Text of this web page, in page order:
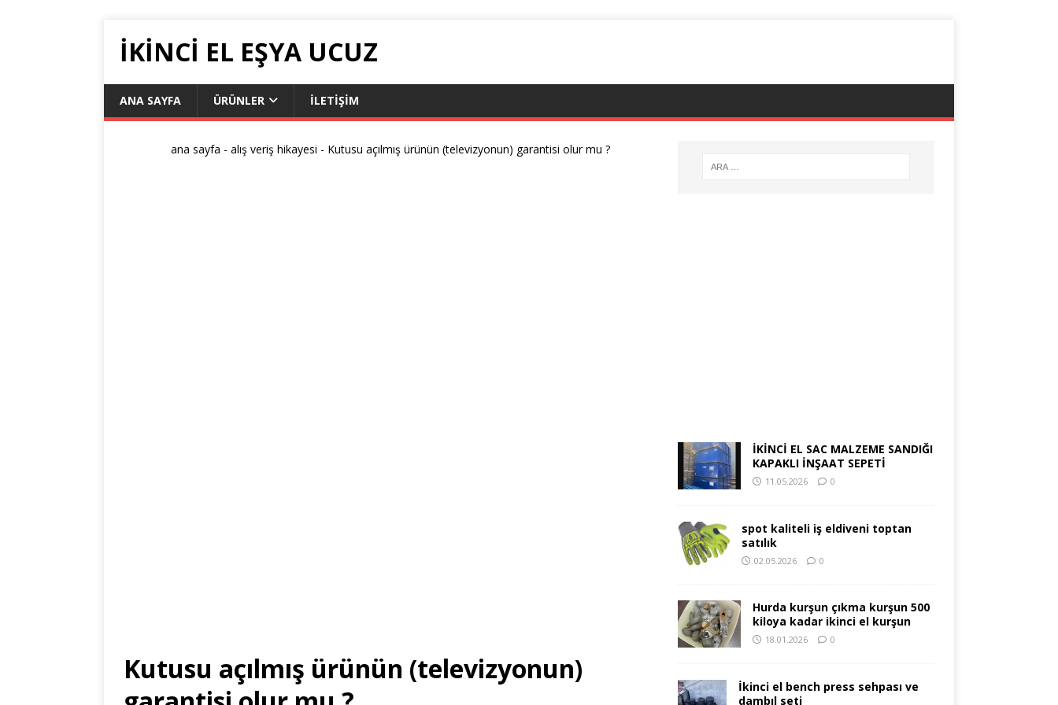
IKINCI EL EŞYA UCUZ
ANA SAYFA ÜRÜNLER ILETIŞIM
ana sayfa -alış veriş hikayesi - Kutusu açılmış ürünün (televizyonun) garantisi olur mu ?
Kutusu açılmış ürünün (televizyonun)
İKİNCİ EL SAC MALZEME SANDIĞI
KAPAKLI İNŞAAT SEPETİ
11.05.2026 0
spot kaliteli iş eldiveni toptan
satılık
02.05.2026 0
Hurda kurşun çıkma kurşun 500
kiloya kadar ikinci el kurşun
18.01.2026 0
İkinci el bench press sehpası ve
dambıl seti